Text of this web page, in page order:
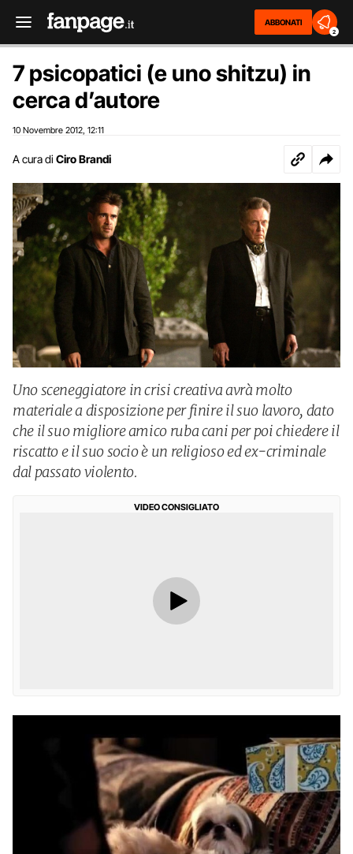
ABBONATI
2
7 psicopatici (e uno shitzu) in
cerca d’autore
10 Novembre 2012 12:11
A cura di Ciro Brandi
Uno sceneggiatore in crisi creativa avrà molto
materiale a disposizione per finire il suo lavoro, dato
che il suo migliore amico ruba cani per poi chiedere il
riscatto e il suo socio è un religioso ed ex-criminale
dal passato violento.
VIDEO CONSIGLIATO